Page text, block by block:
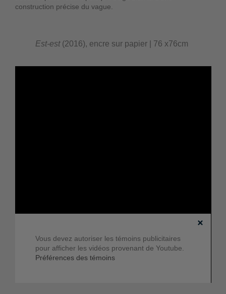
construction précise du vague.
Est-est (2016), encre sur papier | 76 x76cm
Vous devez autoriser les témoins publicitaires
pour afficher les vidéos provenant de Youtube.
Préférences des témoins